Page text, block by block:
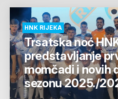
HNK RIJEKA
Trsatska noć
predstavljanje
momčadi i novih
sezonu 2025./